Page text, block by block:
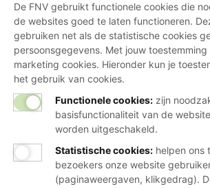
De FNV gebruikt functionele cookies die
de websites goed te laten functioneren.
gebruiken net als de statistische cookies
persoonsgegevens. Met jouw
marketing cookies. Hieronder kun je
het gebruik van cookies.
Functionele cookies: zijn
basisfunctionaliteit van de
worden uitgeschakeld.
Statistische cookies: helpen ons
bezoekers onze website
(paginaweergaven, klikgedrag).